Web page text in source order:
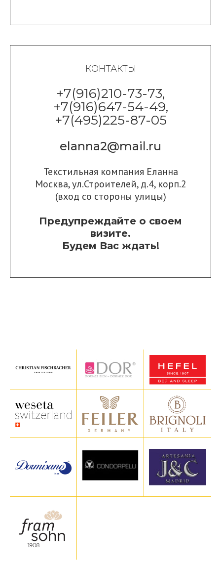
КОНТАКТЫ
+7(916)210-73-73,
+7(916)647-54-49,
+7(495)225-87-05
elanna2@mail.ru
Текстильная компания Еланна
Москва, ул.Строителей, д.4, корп.2
(вход со стороны улицы)
Предупреждайте о своем
визите.
Будем Вас ждать!